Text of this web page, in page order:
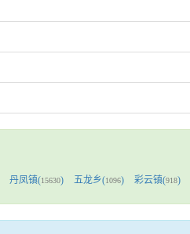
丹凤镇(15630) 五龙乡(1096) 彩云镇(918)